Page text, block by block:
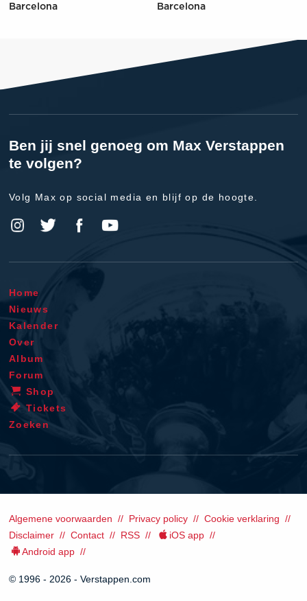
Barcelona
Barcelona
Ben jij snel genoeg om Max Verstappen
te volgen?
Volg Max op social media en blijf op de hoogte.
Home
Nieuws
Kalender
Over
Album
Forum
Shop
Tickets
Zoeken
Algemene voorwaarden Privacy policy
Cookie verklaring
Disclaimer
Contact RSS
iOS app
Android app
© 1996 - 2026 - Verstappen.com